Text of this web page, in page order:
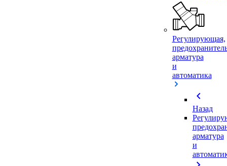
Регулирующая,
арматура
и
автоматика
chevron_left
Назад
арматура
и